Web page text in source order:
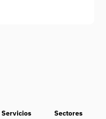
Servicios
Sectores